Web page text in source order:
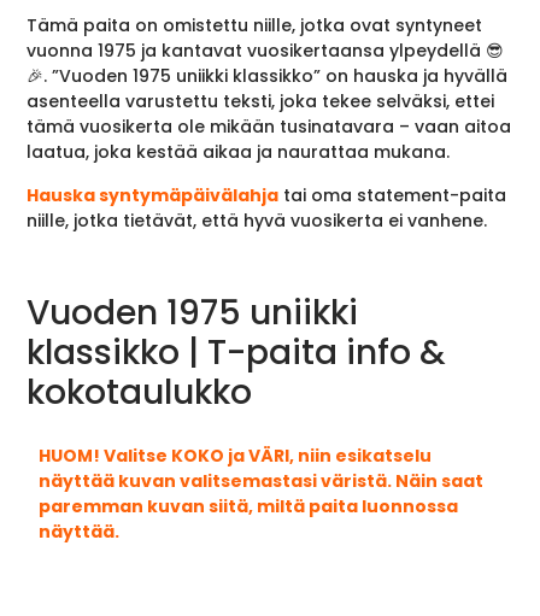
Tämä paita on omistettu niille, jotka ovat syntyneet
vuonna 1975 ja kantavat vuosikertaansa ylpeydellä 😎
🎉. ”Vuoden 1975 uniikki klassikko” on hauska ja hyvällä
asenteella varustettu teksti, joka tekee selväksi, ettei
tämä vuosikerta ole mikään tusinatavara – vaan aitoa
laatua, joka kestää aikaa ja naurattaa mukana.
Hauska syntymäpäivälahja tai oma statement-paita
niille, jotka tietävät, että hyvä vuosikerta ei vanhene.
Vuoden 1975 uniikki
klassikko | T-paita info &
kokotaulukko
HUOM! Valitse KOKO ja VÄRI, niin esikatselu
näyttää kuvan valitsemastasi väristä. Näin saat
paremman kuvan siitä, miltä paita luonnossa
näyttää.